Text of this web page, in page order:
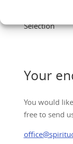
Royal
Selection
Your
You would
free to send